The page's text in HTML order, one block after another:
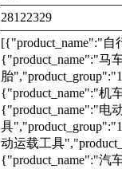
28122329
[{"product_name":"自
{"product_name":"马
胎
{"product_name":"机
{"product_name":"电
具
动运载工具
{"product_name":"汽